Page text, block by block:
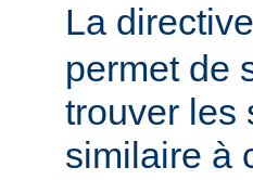
La directive
permet de
trouver les
similaire à